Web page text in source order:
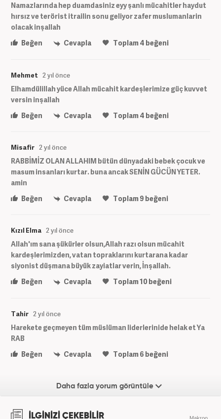
Namazlarında hep duamdasiniz eyy şanlı mücahitler haydut
hırsız ve terörist itrailin sonu geliyor zafer muslumanlarin
olacak inşallah
Beğen
Cevapla Toplam4 beğeni
Mehmet 2 yıl önce
Elhamdülillah yüce Allah mücahit kardeşlerimize güç kuvvet
versin inşallah
Beğen
Cevapla Toplam4 beğeni
Misafir 2 yıl önce
RABBİMİZ OLAN ALLAHIM bütün dünyadaki bebek çocuk ve
masum insanları kurtar. buna ancak SENİN GÜCÜN YETER.
amin
Beğen
Cevapla Toplam9 beğeni
Kızıl Elma 2 yıl önce
Allah'ım sana şükürler olsun,Allah razı olsun mücahit
kardeşlerimizden, vatan topraklarını kurtarana kadar
siyonist düşmana büyük zayiatlar verin, İnşallah.
Beğen
Cevapla Toplam10beğeni
Tahir 2 yıl önce
Harekete geçmeyen tüm müslüman liderlerinide helak et Ya
RAB
Beğen
Cevapla Toplam6 beğeni
Daha fazla yorum görüntüle
İLGİNİZİ ÇEKEBİLİR